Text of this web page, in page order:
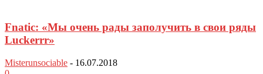
Fnatic: «Мы очень рады заполучить в свои ряды
Luckerrr»
Misterunsociable - 16.07.2018